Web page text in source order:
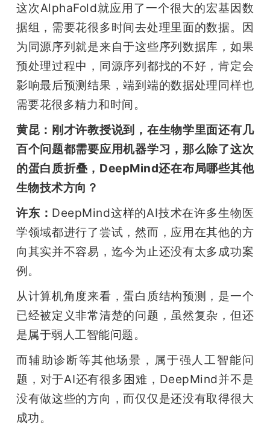
这次AlphaFold就应用了一个很大的宏基因数
据组，需要花很多时间去处理里面的数据。因
为同源序列就是来自于这些序列数据库，如果
预处理过程中，同源序列都找的不好，肯定会
影响最后预测结果，端到端的数据处理同样也
需要花很多精力和时间。
黄昆：刚才许教授说到，在生物学里面还有几
百个问题都需要应用机器学习，那么除了这次
的蛋白质折叠，DeepMind还在布局哪些其他
生物技术方向？
许东： DeepMind这样的AI技术在许多生物医
学领域都进行了尝试，然而，应用在其他的方
向其实并不容易，迄今为止还没有太多成功案
例。
从计算机角度来看，蛋白质结构预测，是一个
已经被定义非常清楚的问题，虽然复杂，但还
是属于弱人工智能问题。
而辅助诊断等其他场景，属于强人工智能问
题，对于AI还有很多困难，DeepMind并不是
没有做这些的方向，而仅仅是还没有取得很大
成功。